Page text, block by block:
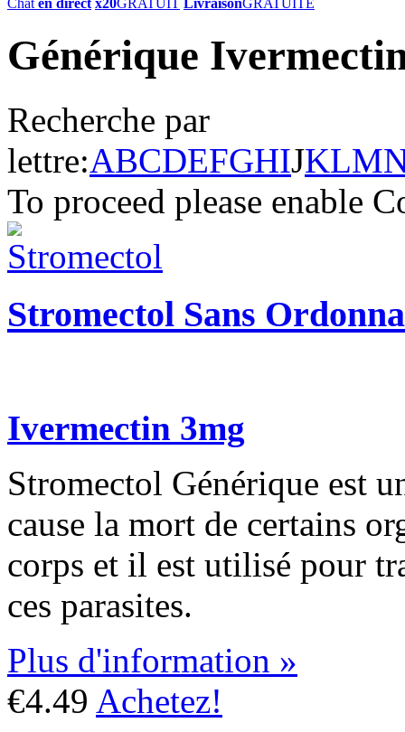
Générique
Recherche par
lettre:ABCDEFGHIJKLM
To proceed please enable
Stromectol Sans
Ivermectin 3mg
Stromectol Générique est
cause la mort de certains
corps et il est utilisé pour
ces parasites.
Plus d'information »
€4.49 Achetez!